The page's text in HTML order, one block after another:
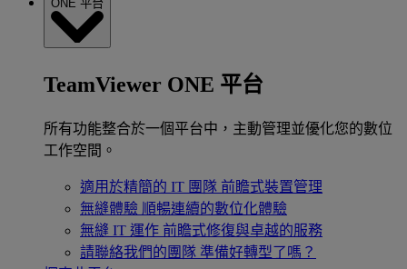
ONE 平台
TeamViewer ONE 平台
所有功能整合於一個平台中，主動管理並優化您的數位
工作空間。
適用於精簡的 IT 團隊 前瞻式裝置管理
無縫體驗 順暢連續的數位化體驗
無縫 IT 運作 前瞻式修復與卓越的服務
請聯絡我們的團隊 準備好轉型了嗎？